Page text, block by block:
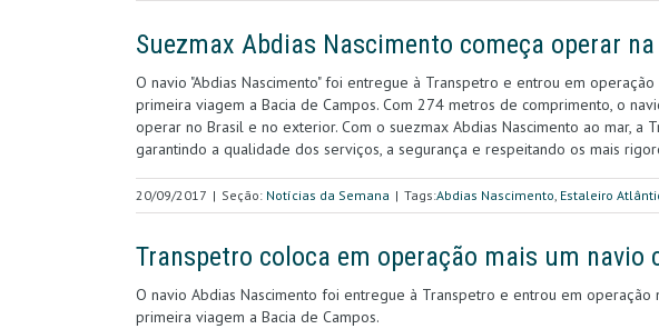
Suezmax Abdias Nascimento começa operar
O navio "Abdias Nascimento" foi entregue à Transpetro e entrou em
primeira viagem a Bacia de Campos. Com 274 metros de comprimento, o
operar no Brasil e no exterior. Com o suezmax Abdias Nascimento ao mar,
garantindo a qualidade dos serviços, a segurança e respeitando os mais
20/09/2017 | Seção: Notícias da Semana | Tags:Abdias Nascimento, Estaleiro
Transpetro coloca em operação mais um navio
O navio Abdias Nascimento foi entregue à Transpetro e entrou em
primeira viagem a Bacia de Campos.